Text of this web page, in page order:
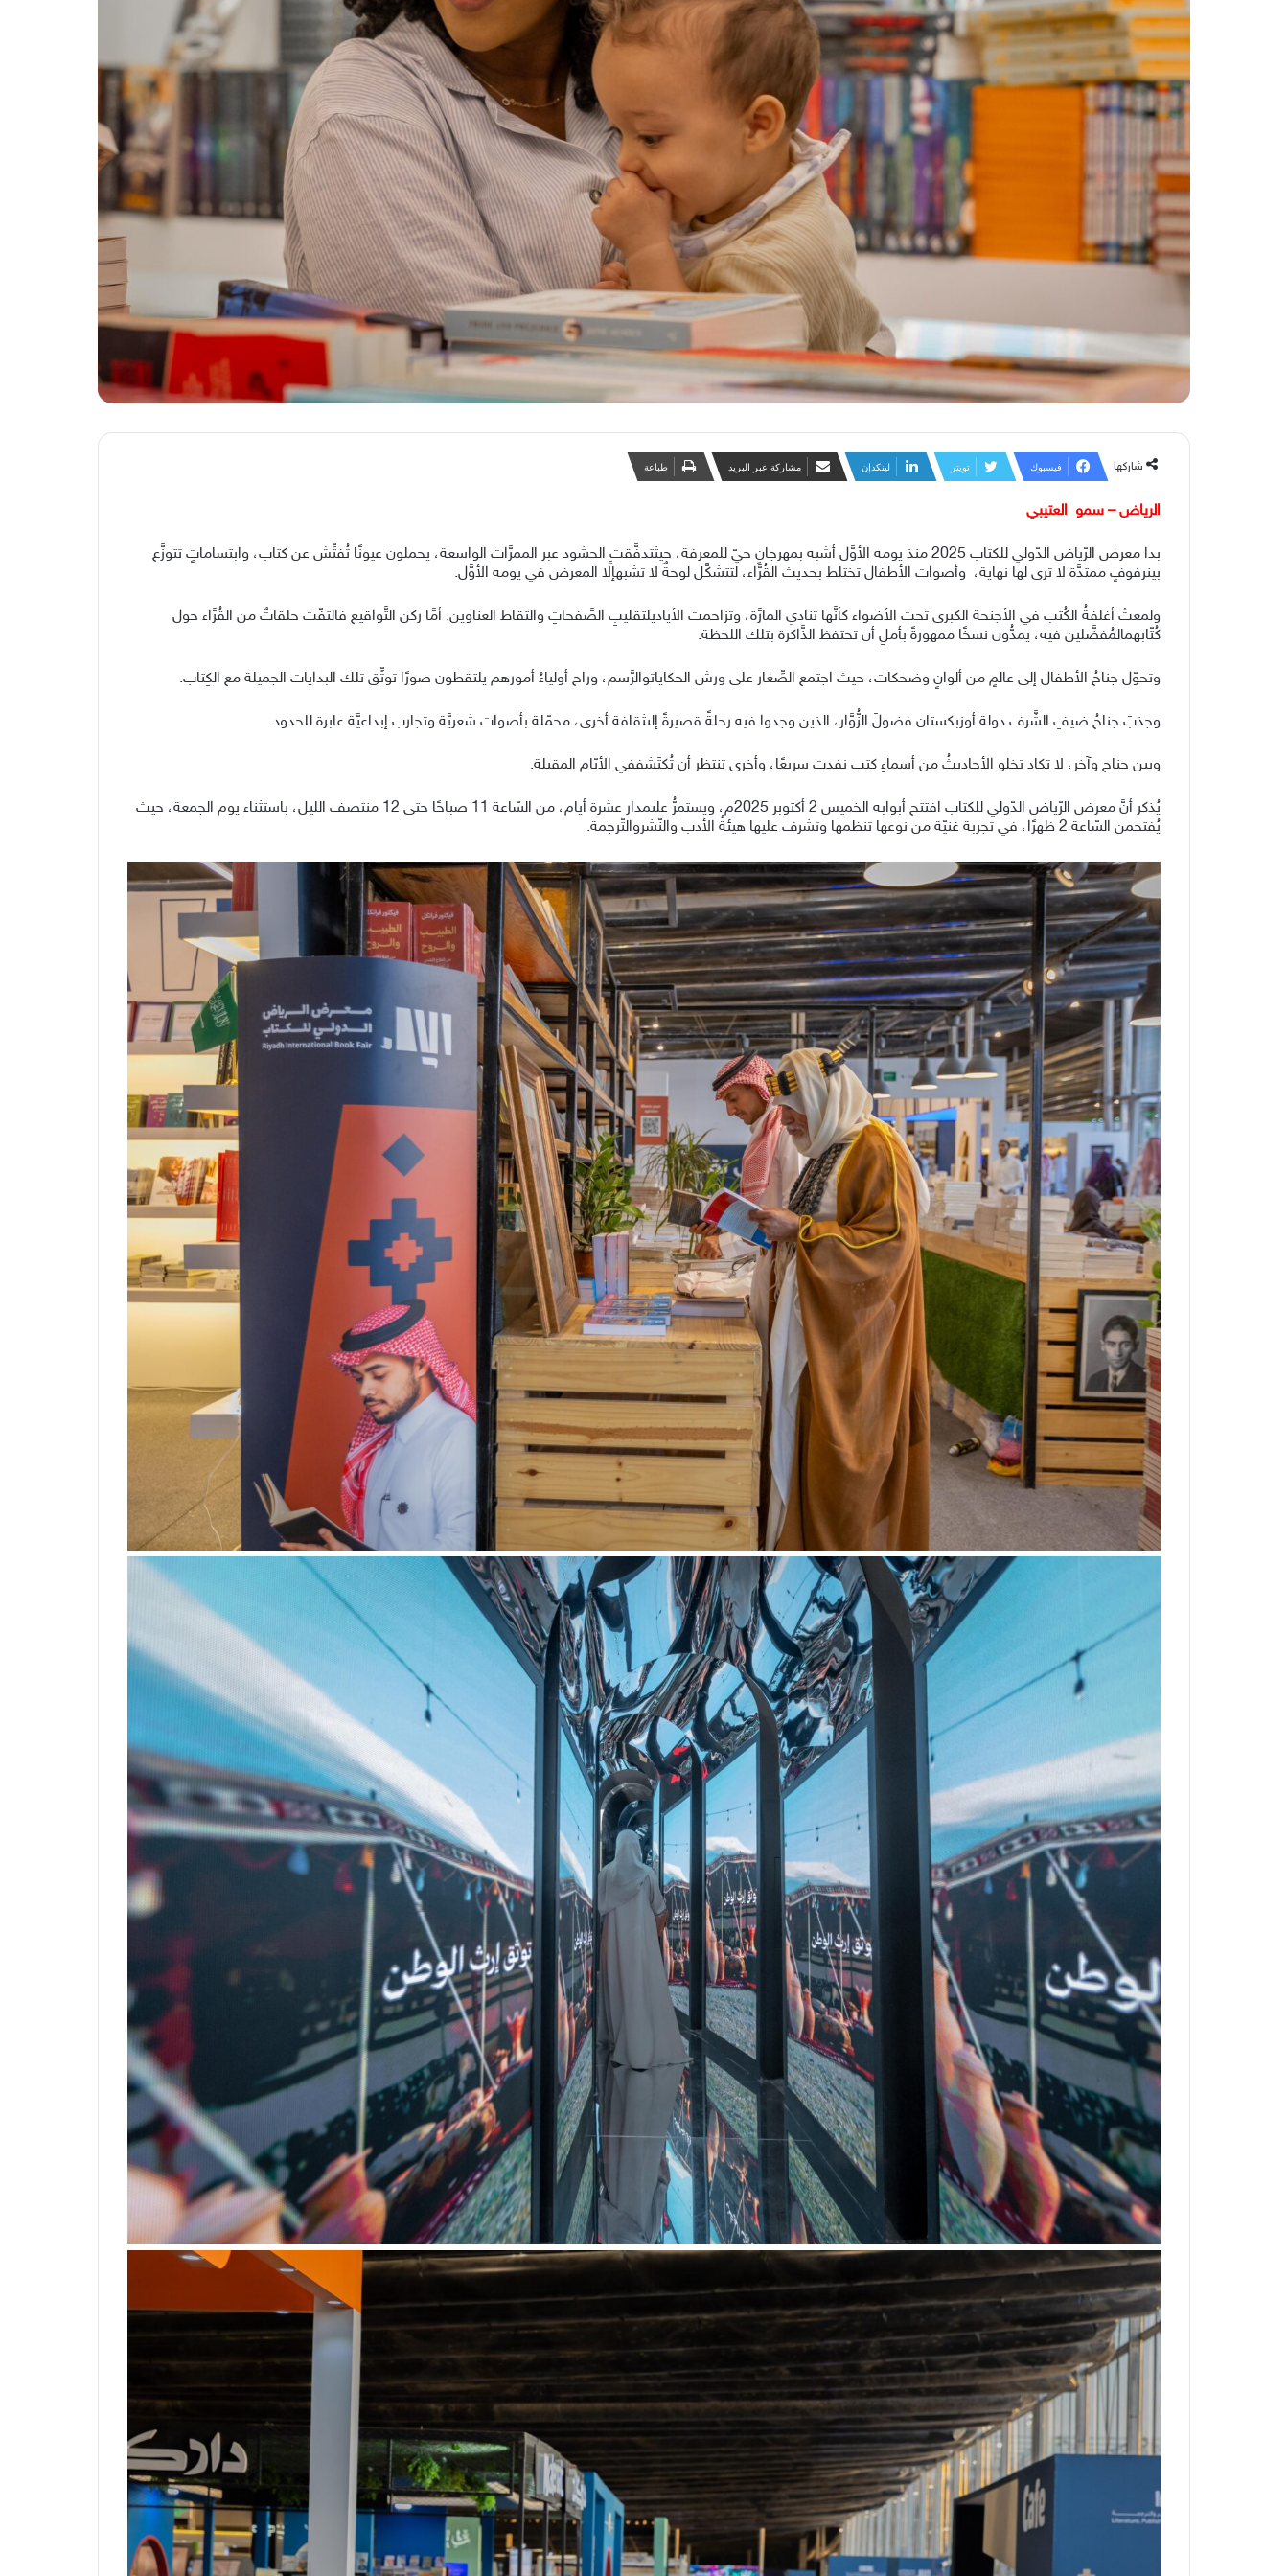
شاركها فيسبوك تويتر لينكدإن مشاركة عبر البريد طباعة
الرياض – سمو العتيبي
بدا معرض الرّياض الدّولي للكتاب منذ يومه الأوَّل أشبه بمهرجانٍ حيّ للمعرفة، حيثتدفَّقت الحشود عبر الممرَّات الواسعة، يحملون عيونًا تُفتِّش عن كتاب، وابتساماتٍ تتوزَّع
بينرفوفٍ ممتدَّة لا ترى لها نهاية، وأصوات الأطفال تختلط بحديث القُرَّاء، لتتشكَّل لوحةٌ لا تشبهإلَّا المعرض في يومه الأوَّل.
ولمعتْ أغلفةُ الكُتب في الأجنحة الكبرى تحت الأضواء كأنَّها تنادي المارَّة، وتزاحمت الأياديلتقليبِ الصَّفحاتِ والتقاط العناوين. أمَّا ركن التَّواقيع فالتفّت حلقاتٌ من القُرَّاء حول
كُتّابهمالمُفضَّلين فيه، يمدُّون نسخًا ممهورةً بأملِ أن تحتفظ الذَّاكرة بتلك اللحظة.
وتحوّل جناحُ الأطفال إلى عالمٍ من ألوانٍ وضحكات، حيث اجتمع الصِّغار على ورش الحكاياتوالرَّسم، وراح أولياءُ أمورهم يلتقطون صورًا توثِّق تلك البدايات الجميلة مع الكِتاب.
وجذبَ جناحُ ضيفِ الشَّرف دولة أوزبكستان فضولَ الزُّوَّار، الذين وجدوا فيه رحلةً قصيرةً إلىثقافة أخرى، محمّلة بأصوات شعريَّة وتجارب إبداعيَّة عابرة للحدود.
وبين جناح وآخر، لا تكاد تخلو الأحاديثُ من أسماءِ كتب نفدت سريعًا، وأخرى تنتظر أن تُكتَشففي الأيّام المقبلة.
يُذكر أنَّ معرض الرّياض الدّولي للكتاب افتتح أبوابه الخميس أكتوبر م، ويستمرُّ علىمدار عشرة أيام، من السّاعة صباحًا حتى منتصف الليل، باستثناء يوم الجمعة، حيث
يُفتحمن السّاعة ظهرًا، في تجربة غنيّة من نوعها تنظمها وتشرف عليها هيئةُ الأدب والنَّشروالتَّرجمة.